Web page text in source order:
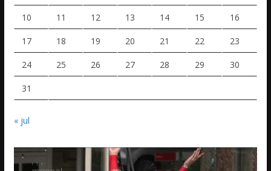
10 11 12 13 14 15 16
17 18 19 20 21 22 23
24 25 26 27 28 29 30
31
« jul